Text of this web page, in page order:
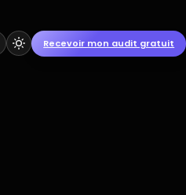
Recevoir mon audit gratuit